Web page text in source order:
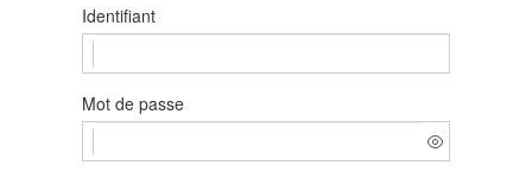
Identifiant
Mot de passe